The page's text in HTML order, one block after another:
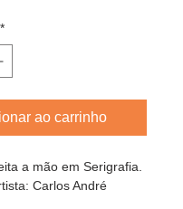
*
ao carrinho
a mão em Serigrafia.
Carlos André